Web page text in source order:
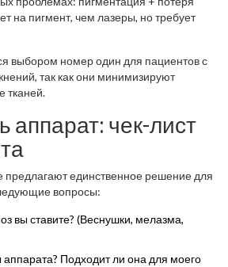
на пигмент, чем лазеры, но требует
выбором номер один для пациентов с
так как они минимизируют
тканей.
аппарат: чек-лист
предлагают единственное решение для
вопросы:
вы ставите? (Веснушки, мелазма,
Подходит ли она для моего